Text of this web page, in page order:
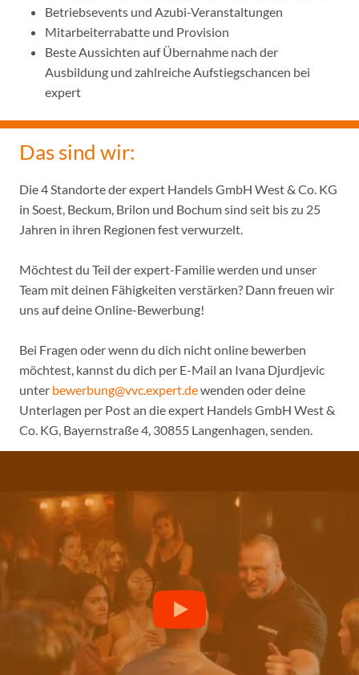
Betriebsevents und Azubi-Veranstaltungen
Mitarbeiterrabatte und Provision
Beste Aussichten auf Übernahme nach der
Ausbildung und zahlreiche Aufstiegschancen bei
expert
Das sind wir:
Die 4 Standorte der expert Handels GmbH West & Co. KG
in Soest, Beckum, Brilon und Bochum sind seit bis zu 25
Jahren in ihren Regionen fest verwurzelt.
Möchtest du Teil der expert-Familie werden und unser
Team mit deinen Fähigkeiten verstärken? Dann freuen wir
uns auf deine Online-Bewerbung!
Bei Fragen oder wenn du dich nicht online bewerben
möchtest, kannst du dich per E-Mail an Ivana Djurdjevic
unter bewerbung@vvc.expert.dewenden oder deine
Unterlagen per Post an die expert Handels GmbH West &
Co. KG, Bayernstraße 4, 30855 Langenhagen, senden.